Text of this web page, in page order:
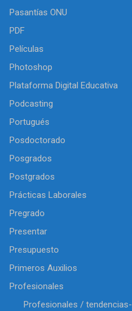
Pasantías ONU
PDF
Películas
Photoshop
Plataforma Digital Educativa
Podcasting
Portugués
Posdoctorado
Posgrados
Postgrados
Prácticas Laborales
Pregrado
Presentar
Presupuesto
Primeros Auxilios
Profesionales
Profesionales / tendencias-